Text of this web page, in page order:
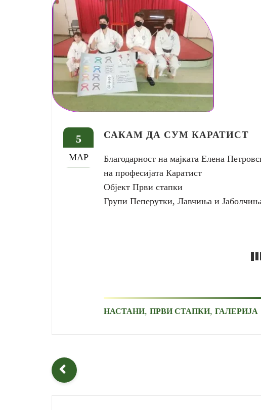
5
МАР
САКАМ ДА СУМ КАРАТИСТ
Благодарност на мајката Елена
на професијата Каратист
Објект Први стапки
Групи Пеперутки, Лавчиња и
НАСТАНИ, ПРВИ СТАПКИ, ГАЛЕРИЈА